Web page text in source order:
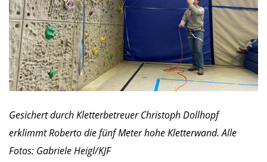
Gesichert durch Kletterbetreuer Christoph Dollhopf
erklimmt Roberto die fünf Meter hohe Kletterwand. Alle
Fotos: Gabriele Heigl/KJF